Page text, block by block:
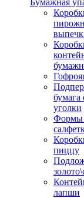
Бумажная
бумага
уголки
Формы
пиццу
лапши